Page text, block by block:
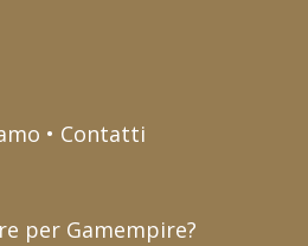
• Contatti
per Gamempire?